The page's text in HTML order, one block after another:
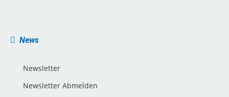
News
Newsletter
Newsletter Abmelden